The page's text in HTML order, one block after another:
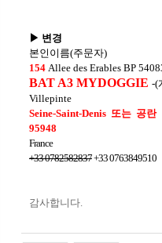
▶ 변경
본인이름(주문자)
154 Allee des Erables BP
BAT A3 MYDOGGIE -(
Villepinte
Seine-Saint-Denis 또는 공란
95948
France
+33 0782582837+33 0763849510
감사합니다.